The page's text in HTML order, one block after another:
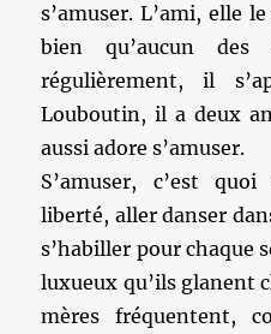
s’amuser. L’ami, elle
bien qu’aucun
régulièrement, il
Louboutin, il a deux
aussi adore s’amuser.
S’amuser, c’est
liberté, aller danser
s’habiller pour chaque
luxueux qu’ils glanent
mères fréquentent,